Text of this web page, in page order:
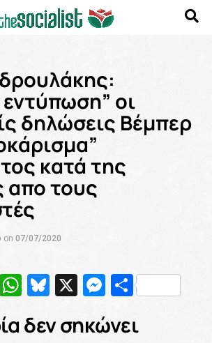
εντύπωση” οι
δηλώσεις Βέμπερ
κατά της
απο τους
on 07/07/2020
WhatsApp
Bluesky
X
δεν σηκώνει